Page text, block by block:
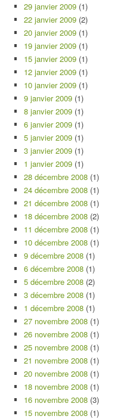
29 janvier 2009 (1)
22 janvier 2009 (2)
20 janvier 2009 (1)
19 janvier 2009 (1)
15 janvier 2009 (1)
12 janvier 2009 (1)
10 janvier 2009 (1)
9 janvier 2009 (1)
8 janvier 2009 (1)
6 janvier 2009 (1)
5 janvier 2009 (1)
3 janvier 2009 (1)
1 janvier 2009 (1)
28 décembre 2008 (1)
24 décembre 2008 (1)
21 décembre 2008 (1)
18 décembre 2008 (2)
11 décembre 2008 (1)
10 décembre 2008 (1)
9 décembre 2008 (1)
6 décembre 2008 (1)
5 décembre 2008 (2)
3 décembre 2008 (1)
1 décembre 2008 (1)
27 novembre 2008 (1)
26 novembre 2008 (1)
25 novembre 2008 (1)
21 novembre 2008 (1)
20 novembre 2008 (1)
18 novembre 2008 (1)
16 novembre 2008 (3)
15 novembre 2008 (1)